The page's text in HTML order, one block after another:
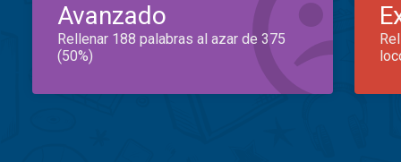
Avanzado
Rellenar 188 palabras al azar de 375
(50%)